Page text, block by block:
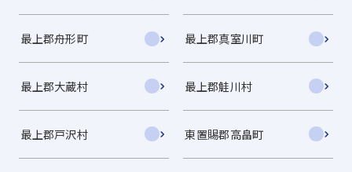
最上郡舟形町 最上郡真室川町
最上郡大蔵村 最上郡鮭川村
最上郡戸沢村 東置賜郡高畠町